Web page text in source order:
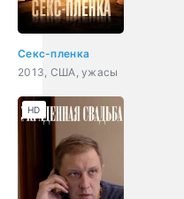
Секс-пленка
2013, США, ужасы
HD